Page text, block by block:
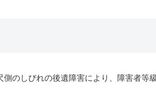
のしびれの後遺障害により、障害者等